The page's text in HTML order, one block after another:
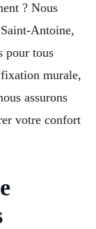
? Nous
Antoine,
pour tous
murale,
assurons
votre confort